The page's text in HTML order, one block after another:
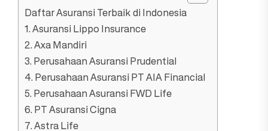
Daftar Asuransi Terbaik di Indonesia
1. Asuransi Lippo Insurance
2. Axa Mandiri
3. Perusahaan Asuransi Prudential
4. Perusahaan Asuransi PT AIA Financial
5. Perusahaan Asuransi FWD Life
6. PT Asuransi Cigna
7. Astra Life